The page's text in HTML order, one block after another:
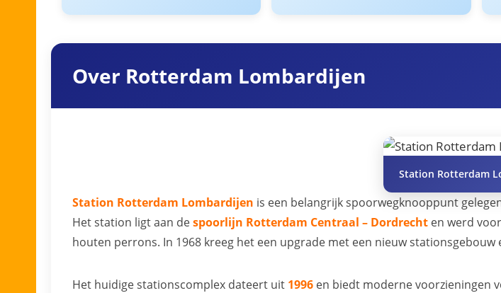
Over Rotterdam Lombardijen
Station Rotterdam
Station Rotterdam Lombardijen is een belangrijk spoorwegknooppunt
Het station ligt aan despoorlijn Rotterdam Centraal – Dordrecht en werd
houten perrons. In 1968 kreeg het een upgrade met een nieuw
Het huidige stationscomplex dateert uit 1996 en biedt moderne voorzieningen